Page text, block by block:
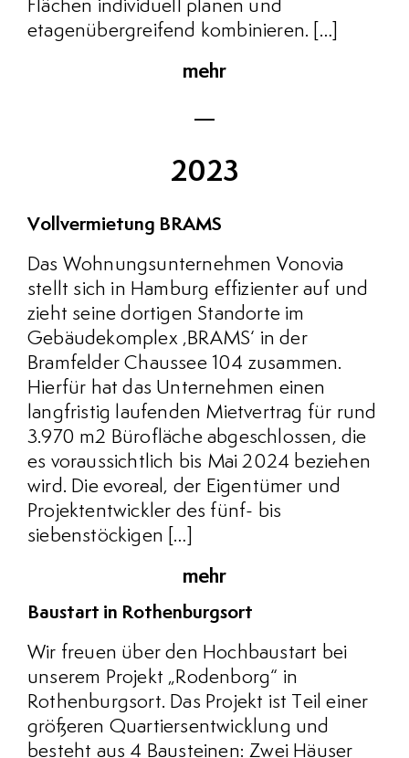
Flächen individuell planen und
etagenübergreifend kombinieren. […]
mehr
2023
Vollvermietung BRAMS
Das Wohnungsunternehmen Vonovia
stellt sich in Hamburg effizienter auf und
zieht seine dortigen Standorte im
Gebäudekomplex ‚BRAMS‘ in der
Bramfelder Chaussee 104 zusammen.
Hierfür hat das Unternehmen einen
langfristig laufenden Mietvertrag für rund
3.970 m2 Bürofläche abgeschlossen, die
es voraussichtlich bis Mai 2024 beziehen
wird. Die evoreal, der Eigentümer und
Projektentwickler des fünf- bis
siebenstöckigen […]
mehr
Baustart in Rothenburgsort
Wir freuen über den Hochbaustart bei
unserem Projekt „Rodenborg“ in
Rothenburgsort. Das Projekt ist Teil einer
größeren Quartiersentwicklung und
besteht aus 4 Bausteinen: Zwei Häuser